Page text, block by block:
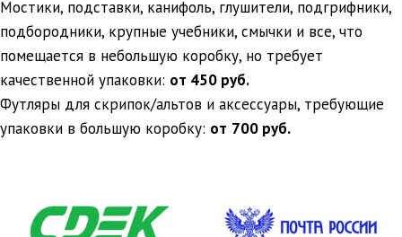
Мостики, подставки, канифоль, глушители, подгрифники,
подбородники, крупные учебники, смычки и все, что
помещается в небольшую коробку, но требует
качественной упаковки: от 450 руб.
Футляры для скрипок/альтов и аксессуары, требующие
упаковки в большую коробку: от 700 руб.